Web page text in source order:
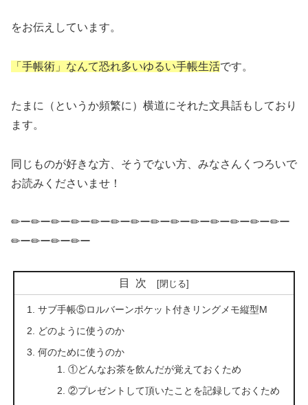
をお伝えしています。
「手帳術」なんて恐れ多いゆるい手帳生活です。
たまに（というか頻繁に）横道にそれた文具話もしており
ます。
同じものが好きな方、そうでない方、みなさんくつろいで
お読みくださいませ！
✏ー✏ー✏ー✏ー✏ー✏ー✏ー✏ー✏ー✏ー✏ー✏ー✏ー✏ー
✏ー✏ー✏ー✏ー
目次
サブ手帳⑤ロルバーンポケット付きリングメモ縦型M
どのように使うのか
何のために使うのか
①どんなお茶を飲んだが覚えておくため
②プレゼントして頂いたことを記録しておくため